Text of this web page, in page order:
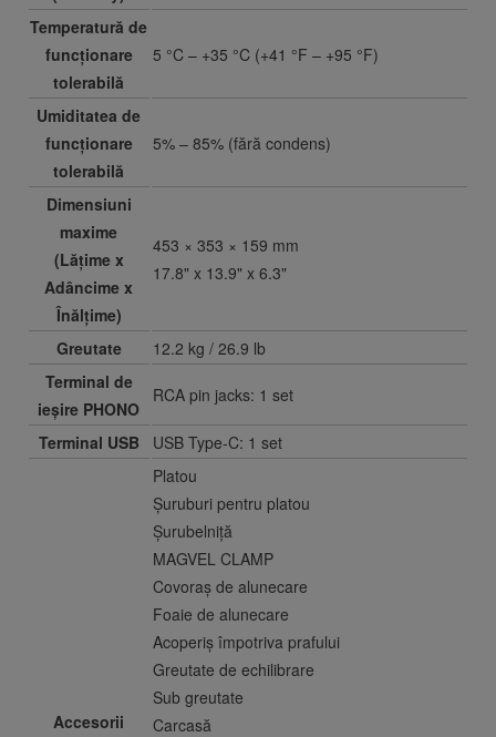
Temperatură de
funcționare
tolerabilă
5 °C – +35 °C (+41 °F – +95 °F)
Umiditatea de
funcționare
tolerabilă
5% – 85% (fără condens)
Dimensiuni
maxime
(Lățime x
Adâncime x
Înălțime)
453 × 353 × 159 mm
17.8" x 13.9" x 6.3"
Greutate
12.2 kg / 26.9 lb
Terminal de
ieșire PHONO
RCA pin jacks: 1 set
Terminal USB USB Type-C: 1 set
Accesorii
Platou
Șuruburi pentru platou
Șurubelniță
MAGVEL CLAMP
Covoraș de alunecare
Foaie de alunecare
Acoperiș împotriva prafului
Greutate de echilibrare
Sub greutate
Carcasă